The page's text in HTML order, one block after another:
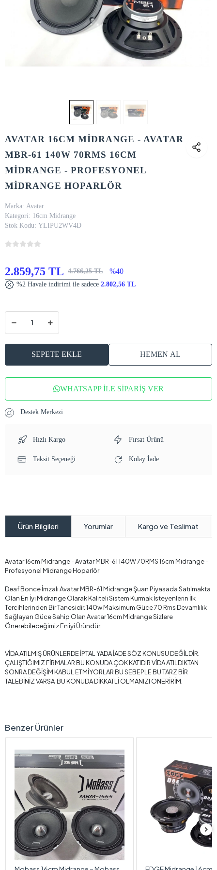
AVATAR 16CM MİDRANGE - AVATAR
MBR-61 140W 70RMS 16CM
MİDRANGE - PROFESYONEL
MİDRANGE HOPARLÖR
Marka: Avatar
Kategori: 16cm Midrange
Stok Kodu: YLIPU2WV4D
2.859,75 TL 4.766,25 TL %40
%2 Havale indirimi ile sadece 2.802,56 TL
SEPETE EKLE HEMEN AL
WHATSAPP İLE SİPARİŞ VER
Destek Merkezi
Hızlı Kargo Fırsat Ürünü
Taksit Seçeneği Kolay İade
Ürün Bilgileri Yorumlar Kargo ve Teslimat
Avatar 16cm Midrange - Avatar MBR-61 140W 70RMS 16cm Midrange -
Profesyonel Midrange Hoparlör
Deaf Bonce İmzalı Avatar MBR-61 Midrange Şuan Piyasada Satılmakta
Olan En İyi Midrange Olarak Kaliteli Sistem Kurmak İsteyenlerin İlk
Tercihlerinden Bir Tanesidir. 140w Maksimum Güce 70 Rms Devamlılık
Sağlayan Güce Sahip Olan Avatar 16cm Midrange Sizlere
Önerebileceğimiz En iyi Üründür.
VİDA ATILMIŞ ÜRÜNLERDE İPTAL YADA İADE SÖZ KONUSU DEĞİLDİR.
ÇALIŞTIĞIMIZ FİRMALAR BU KONUDA ÇOK KATIDIR VİDA ATILDIKTAN
SONRA DEĞİŞİM KABUL ETMİYORLAR BU SEBEPLE BU TARZ BİR
TALEBİNİZ VARSA BU KONUDA DİKKATLİ OLMANIZI ÖNERİRİM.
Benzer Ürünler